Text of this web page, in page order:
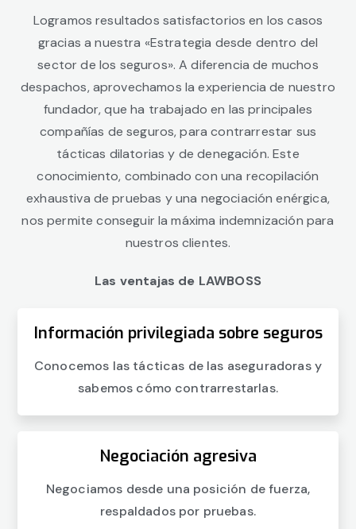
Logramos resultados satisfactorios en los casos
gracias a nuestra «Estrategia desde dentro del
sector de los seguros». A diferencia de muchos
despachos, aprovechamos la experiencia de nuestro
fundador, que ha trabajado en las principales
compañías de seguros, para contrarrestar sus
tácticas dilatorias y de denegación. Este
conocimiento, combinado con una recopilación
exhaustiva de pruebas y una negociación enérgica,
nos permite conseguir la máxima indemnización para
nuestros clientes.
Las ventajas de LAWBOSS
Información privilegiada sobre seguros
Conocemos las tácticas de las aseguradoras y
sabemos cómo contrarrestarlas.
Negociación agresiva
Negociamos desde una posición de fuerza,
respaldados por pruebas.